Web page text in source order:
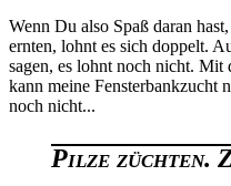
Wenn Du also Spaß daran
ernten, lohnt es sich doppelt.
sagen, es lohnt noch nicht.
kann meine Fensterbankzucht
noch nicht...
Pilze züchten.